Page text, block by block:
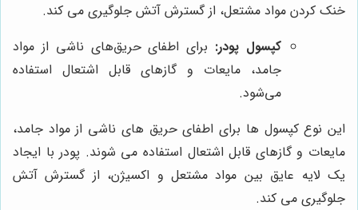
خنک کردن مواد مشتعل، از گسترش آتش جلوگیری می کند.
کپسول پودر: برای اطفای حریق‌های ناشی از مواد
جامد، مایعات و گازهای قابل اشتعال استفاده
می‌شود.
این نوع کپسول ها برای اطفای حریق های ناشی از مواد جامد،
مایعات و گازهای قابل اشتعال استفاده می شوند. پودر با ایجاد
یک لایه عایق بین مواد مشتعل و اکسیژن، از گسترش آتش
جلوگیری می کند.